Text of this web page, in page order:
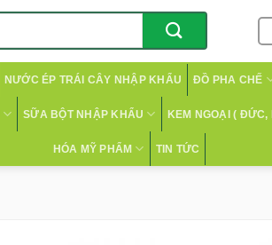
NƯỚC ÉP TRÁI CÂY NHẬP KHẨU ĐỒ PHA CHẾ
SỮA BỘT NHẬP KHẨU KEM NGOẠI ( ĐỨC,
HÓA MỸ PHẨM TIN TỨC